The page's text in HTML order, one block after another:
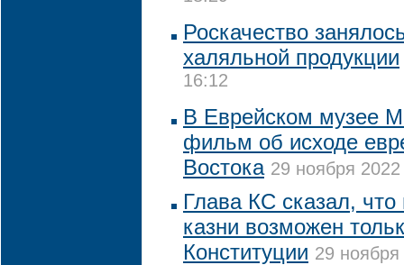
Роскачество
халяльной продукции
16:12
В Еврейском музее
фильм об исходе
Востока 29 ноября
Глава КС сказал, что
казни возможен
Конституции 29